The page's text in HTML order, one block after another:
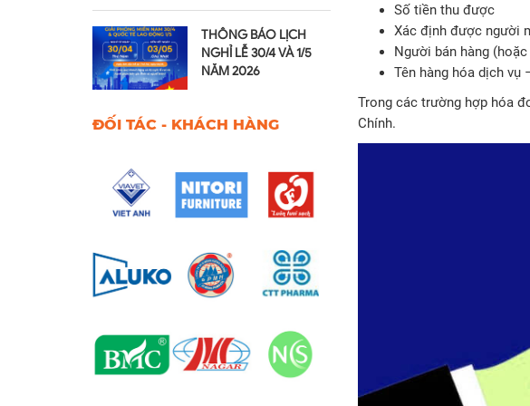
THÔNG BÁO LỊCH
NGHỈ LỄ 30/4 VÀ 1/5
NĂM 2026
ĐỐI TÁC - KHÁCH HÀNG
Số tiền thu được
Xác định được người
Người bán hàng
Tên hàng hóa dịch vụ
Trong các trường hợp hóa
Chính.